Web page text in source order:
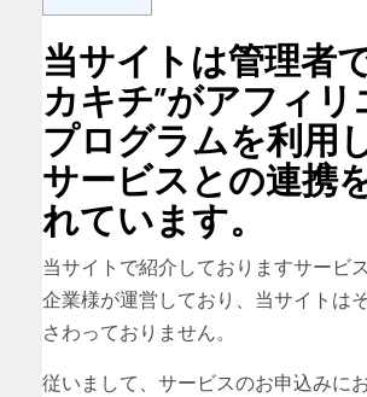
当サイトは管理者
カキチ”がアフィリ
プログラムを利用
サービスとの連携
れています。
当サイトで紹介しておりますサービ
企業様が運営しており、当サイトは
さわっておりません。
従いまして、サービスのお申込みに